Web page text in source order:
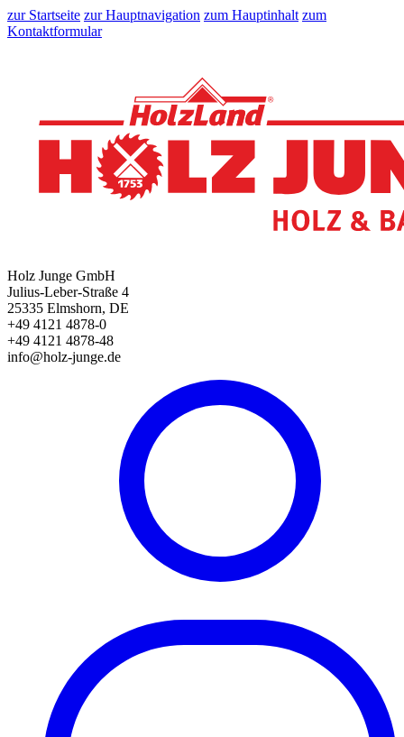
zur Startseite zur Hauptnavigation zum Hauptinhalt zum
Kontaktformular
Holz Junge GmbH
Julius-Leber-Straße 4
25335 Elmshorn, DE
+49 4121 4878-0
+49 4121 4878-48
info@holz-junge.de